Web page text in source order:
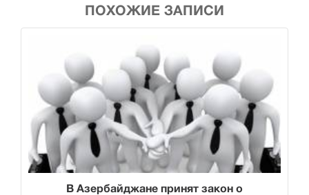
ПОХОЖИЕ ЗАПИСИ
В Азербайджане принят закон о